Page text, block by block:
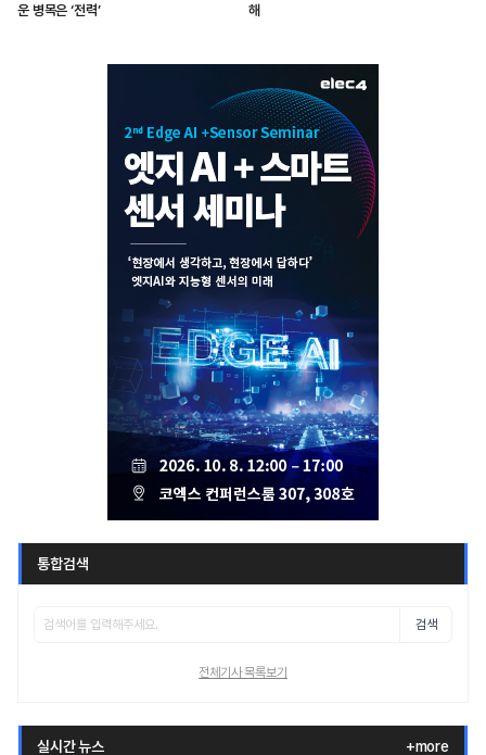
운 병목은 ‘전력’
해
통합검색
검색
전체기사 목록보기
실시간 뉴스 +more